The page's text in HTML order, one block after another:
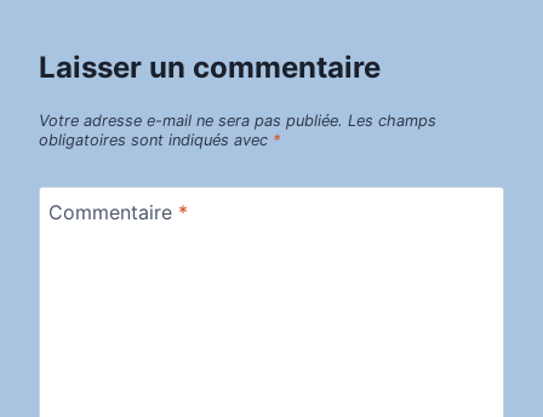
Laisser un commentaire
Votre adresse e-mail ne sera pas publiée. Les champs
obligatoires sont indiqués avec *
Commentaire *